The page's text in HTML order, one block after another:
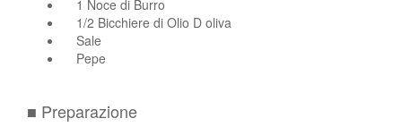
1 Noce di Burro
1/2 Bicchiere di Olio D oliva
Sale
Pepe
■ Preparazione